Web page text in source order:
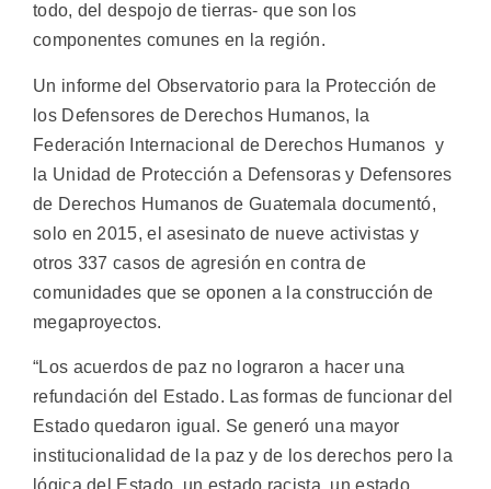
todo, del despojo de tierras- que son los
componentes comunes en la región.
Un informe del Observatorio para la Protección de
los Defensores de Derechos Humanos, la
Federación Internacional de Derechos Humanos y
la Unidad de Protección a Defensoras y Defensores
de Derechos Humanos de Guatemala documentó,
solo en 2015, el asesinato de nueve activistas y
otros 337 casos de agresión en contra de
comunidades que se oponen a la construcción de
megaproyectos.
“Los acuerdos de paz no lograron a hacer una
refundación del Estado. Las formas de funcionar del
Estado quedaron igual. Se generó una mayor
institucionalidad de la paz y de los derechos pero la
lógica del Estado, un estado racista, un estado